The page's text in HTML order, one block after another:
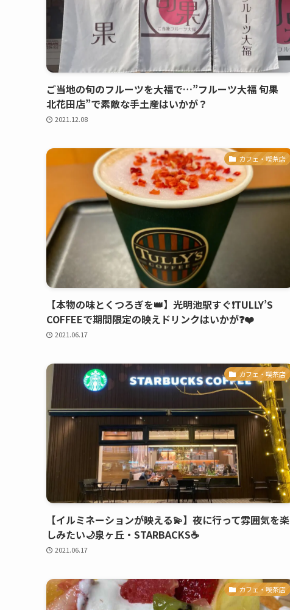
ご当地の旬のフルーツを大福で…”フルーツ大福 旬果
北花田店”で素敵な手土産はいかが？
2021.12.08
カフェ・喫茶店
【本物の味とくつろぎを👑】光明池駅すぐ❗️TULLY’S
COFFEEで期間限定の映えドリンクはいかが❓❤️
2021.06.17
カフェ・喫茶店
【イルミネーションが映える💫】夜に行って雰囲気を楽
しみたい🌙泉ヶ丘・STARBACKS☕️
2021.06.17
カフェ・喫茶店